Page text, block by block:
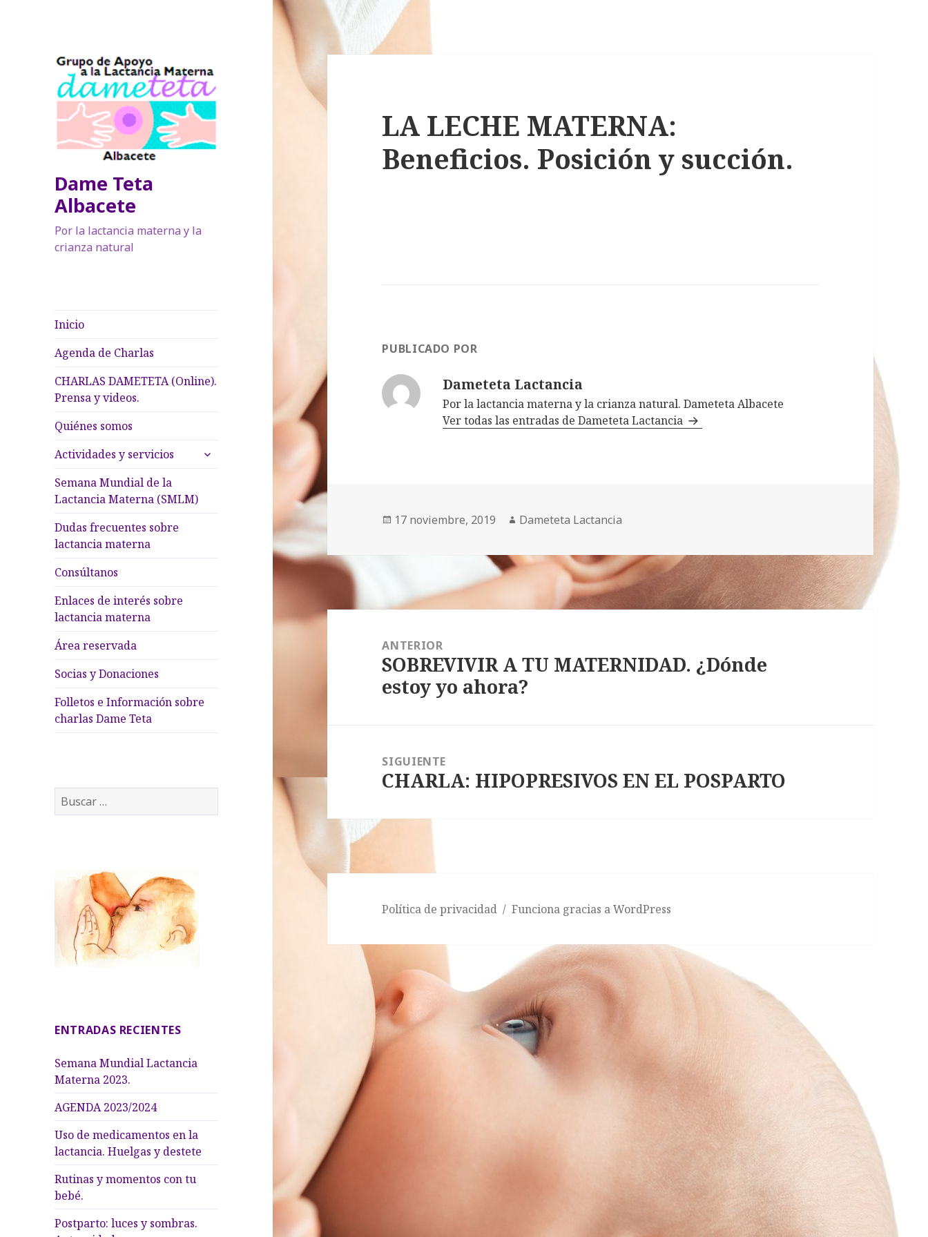
Dame Teta
Albacete
Por la lactancia materna y la
crianza natural
Inicio
Agenda de Charlas
CHARLAS DAMETETA (Online).
Prensa y videos.
Quiénes somos
Actividades y servicios
expande
el
inferior
Semana Mundial de la
Lactancia Materna (SMLM)
Dudas frecuentes sobre
lactancia materna
Consúltanos
Enlaces de interés sobre
lactancia materna
Área reservada
Socias y Donaciones
Folletos e Información sobre
charlas Dame Teta
B
u
r
ENTRADAS RECIENTES
Semana Mundial Lactancia
Materna 2023.
AGENDA 2023/2024
Uso de medicamentos en la
lactancia. Huelgas y destete
Rutinas y momentos con tu
bebé.
Postparto: luces y sombras.
LA LECHE MATERNA:
Beneficios. Posición y succión.
PUBLICADO POR
Dameteta Lactancia
Por la lactancia materna y la crianza natural. Dameteta Albacete
Ver todas las entradas de Dameteta Lactancia
Publicado
17 noviembre, 2019 Autor
Dameteta Lactancia
entradas
ANTERIOR
Entrada
anterior:
SOBREVIVIR A TU MATERNIDAD. ¿Dónde
estoy yo ahora?
SIGUIENTE
Entrada
CHARLA: HIPOPRESIVOS EN EL POSPARTO
Política de privacidad Funciona gracias a WordPress